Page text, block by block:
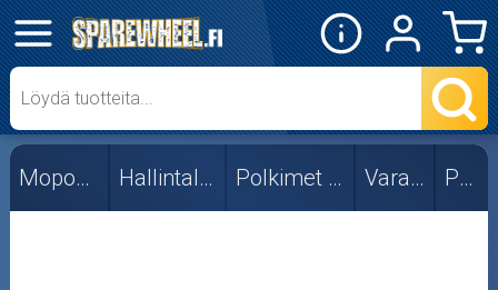
✕
Mopon osat
Derbi Senda
Minarelli AM6
Mopon osat Hallintalaitteet Polkimet ja osat Varaosat PV50